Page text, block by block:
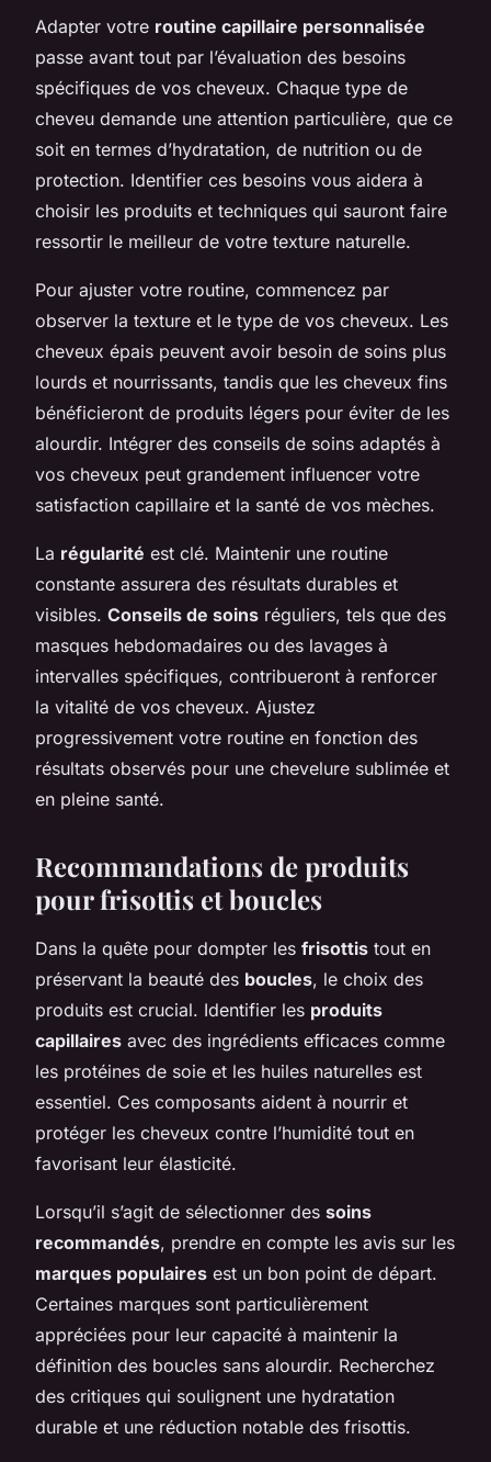
Adapter votre routine capillaire personnalisée
passe avant tout par l’évaluation des besoins
spécifiques de vos cheveux. Chaque type de
cheveu demande une attention particulière, que ce
soit en termes d’hydratation, de nutrition ou de
protection. Identifier ces besoins vous aidera à
choisir les produits et techniques qui sauront faire
ressortir le meilleur de votre texture naturelle.
Pour ajuster votre routine, commencez par
observer la texture et le type de vos cheveux. Les
cheveux épais peuvent avoir besoin de soins plus
lourds et nourrissants, tandis que les cheveux fins
bénéficieront de produits légers pour éviter de les
alourdir. Intégrer des conseils de soins adaptés à
vos cheveux peut grandement influencer votre
satisfaction capillaire et la santé de vos mèches.
La régularité est clé. Maintenir une routine
constante assurera des résultats durables et
visibles. Conseils de soins réguliers, tels que des
masques hebdomadaires ou des lavages à
intervalles spécifiques, contribueront à renforcer
la vitalité de vos cheveux. Ajustez
progressivement votre routine en fonction des
résultats observés pour une chevelure sublimée et
en pleine santé.
Recommandations de produits
pour frisottis et boucles
Dans la quête pour dompter les frisottis tout en
préservant la beauté des boucles, le choix des
produits est crucial. Identifier les produits
capillaires avec des ingrédients efficaces comme
les protéines de soie et les huiles naturelles est
essentiel. Ces composants aident à nourrir et
protéger les cheveux contre l’humidité tout en
favorisant leur élasticité.
Lorsqu’il s’agit de sélectionner des soins
recommandés, prendre en compte les avis sur les
marques populaires est un bon point de départ.
Certaines marques sont particulièrement
appréciées pour leur capacité à maintenir la
définition des boucles sans alourdir. Recherchez
des critiques qui soulignent une hydratation
durable et une réduction notable des frisottis.